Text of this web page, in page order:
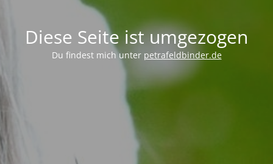
Diese Seite ist umgezogen
Du findest mich unter petrafeldbinder.de